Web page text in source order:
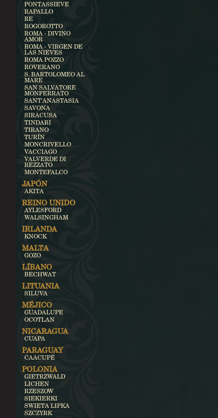
PONTASSIEVE
RAPALLO
RE
ROGOROTTO
ROMA - DIVINO
AMOR
ROMA - VIRGEN DE
LAS NIEVES
ROMA POZZO
ROVERANO
S. BARTOLOMEO AL
MARE
SAN SALVATORE
MONFERRATO
SANT'ANASTASIA
SAVONA
SIRACUSA
TINDARI
TIRANO
TURÍN
MONCRIVELLO
VACCIAGO
VALVERDE DI
REZZATO
MONTEFALCO
JAPÓN
AKITA
REINO UNIDO
AYLESFORD
WALSINGHAM
IRLANDA
KNOCK
MALTA
GOZO
LÍBANO
BECHWAT
LITUANIA
SILUVA
MÉJICO
GUADALUPE
OCOTLAN
NICARAGUA
CUAPA
PARAGUAY
CAACUPÉ
POLONIA
GIETRZWALD
LICHEN
RZESZOW
SIEKIERKI
SWIETA LIPKA
SZCZYRK